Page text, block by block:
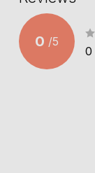
0 /5
0